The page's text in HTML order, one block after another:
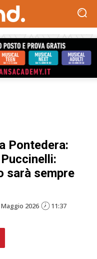
Pontedera:
sarà sempre
2026 11:37